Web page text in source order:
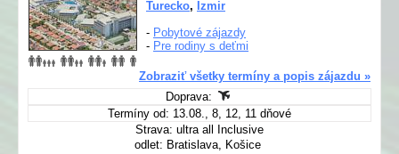
Turecko, Izmir
- Pobytové zájazdy
- Pre rodiny s deťmi
Zobraziť všetky termíny a popis zájazdu »
Doprava:
Termíny od: 13.08., 8, 12, 11 dňové
Strava: ultra all Inclusive
odlet: Bratislava, Košice